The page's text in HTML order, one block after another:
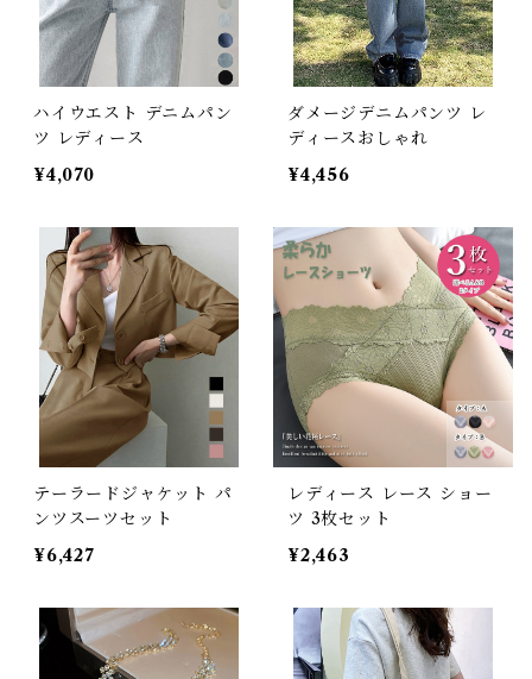
ハイウエスト デニムパン
ツ レディース
¥4,070
ダメージデニムパンツ レ
ディースおしゃれ
¥4,456
テーラードジャケット パ
ンツスーツセット
¥6,427
レディース レース ショー
ツ 3枚セット
¥2,463